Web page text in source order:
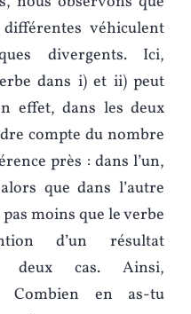
véhiculent
divergents. Ici,
dans i) et ii) peut
effet, dans les deux
compte du nombre
près : dans l’un,
que dans l’autre
moins que le verbe
d’un résultat
deux cas. Ainsi,
Combien en as-tu